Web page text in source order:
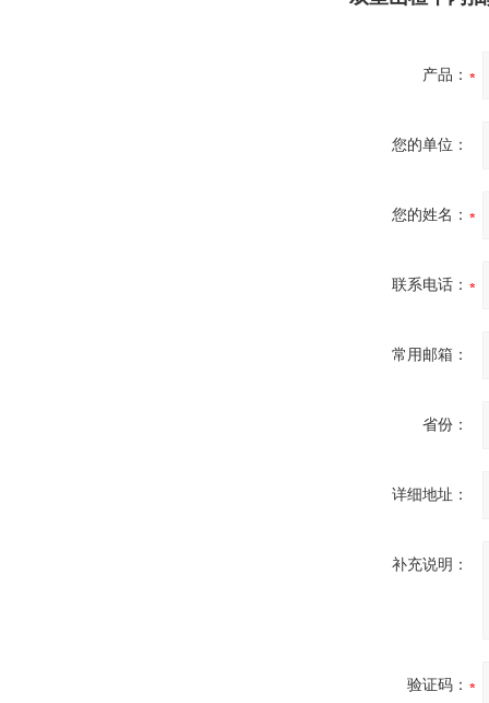
产品：
您的单位：
您的姓名：
联系电话：
常用邮箱：
省份：
详细地址：
补充说明：
验证码：